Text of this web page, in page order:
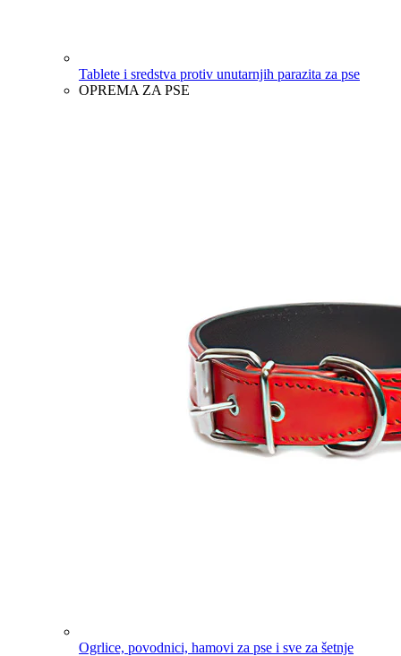
Tablete i sredstva protiv unutarnjih parazita za pse
OPREMA ZA PSE
Ogrlice, povodnici, hamovi za pse i sve za šetnje